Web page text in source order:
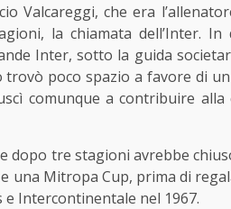
Valcareggi, che era
la chiamata dell’Inter.
Inter, sotto la guida
poco spazio a favore di
comunque a contribuire
dopo tre stagioni avrebbe
una Mitropa Cup, prima di
Intercontinentale nel 1967.